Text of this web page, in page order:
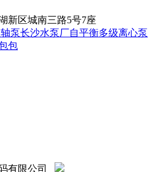
新区城南三路5号7座
泵长沙水泵厂自平衡多级离心泵
包
有限公司